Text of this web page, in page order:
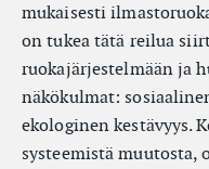
mukaisesti
on tukea tätä reilua
ruokajärjestelmään ja
näkökulmat:
ekologinen kestävyys.
systeemistä muutosta,